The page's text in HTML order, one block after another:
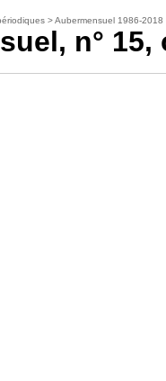
>Aubermensuel 1986-2018
n° 15,